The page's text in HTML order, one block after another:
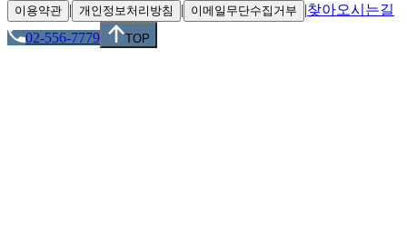
이용약관 | 개인정보처리방침 | 이메일무단수집거부 |찾아오시는길
02-556-7779
TOP